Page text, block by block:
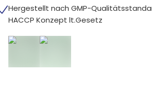
Hergestellt nach GMP-
HACCP Konzept lt.Gesetz